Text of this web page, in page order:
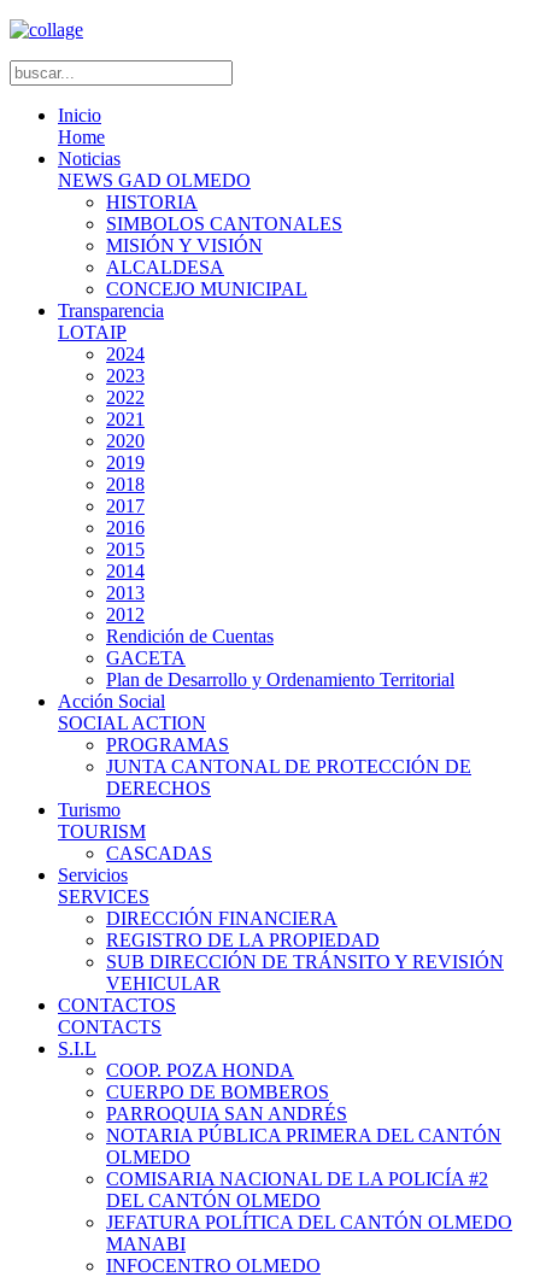
Inicio
Home
Noticias
NEWS GAD OLMEDO
HISTORIA
SIMBOLOS CANTONALES
MISIÓN Y VISIÓN
ALCALDESA
CONCEJO MUNICIPAL
Transparencia
LOTAIP
2024
2023
2022
2021
2020
2019
2018
2017
2016
2015
2014
2013
2012
Rendición de Cuentas
GACETA
Plan de Desarrollo y Ordenamiento Territorial
Acción Social
SOCIAL ACTION
PROGRAMAS
JUNTA CANTONAL DE PROTECCIÓN DE
DERECHOS
Turismo
TOURISM
CASCADAS
Servicios
SERVICES
DIRECCIÓN FINANCIERA
REGISTRO DE LA PROPIEDAD
SUB DIRECCIÓN DE TRÁNSITO Y REVISIÓN
VEHICULAR
CONTACTOS
CONTACTS
S.I.L
COOP. POZA HONDA
CUERPO DE BOMBEROS
PARROQUIA SAN ANDRÉS
NOTARIA PÚBLICA PRIMERA DEL CANTÓN
OLMEDO
COMISARIA NACIONAL DE LA POLICÍA #2
DEL CANTÓN OLMEDO
JEFATURA POLÍTICA DEL CANTÓN OLMEDO
MANABI
INFOCENTRO OLMEDO